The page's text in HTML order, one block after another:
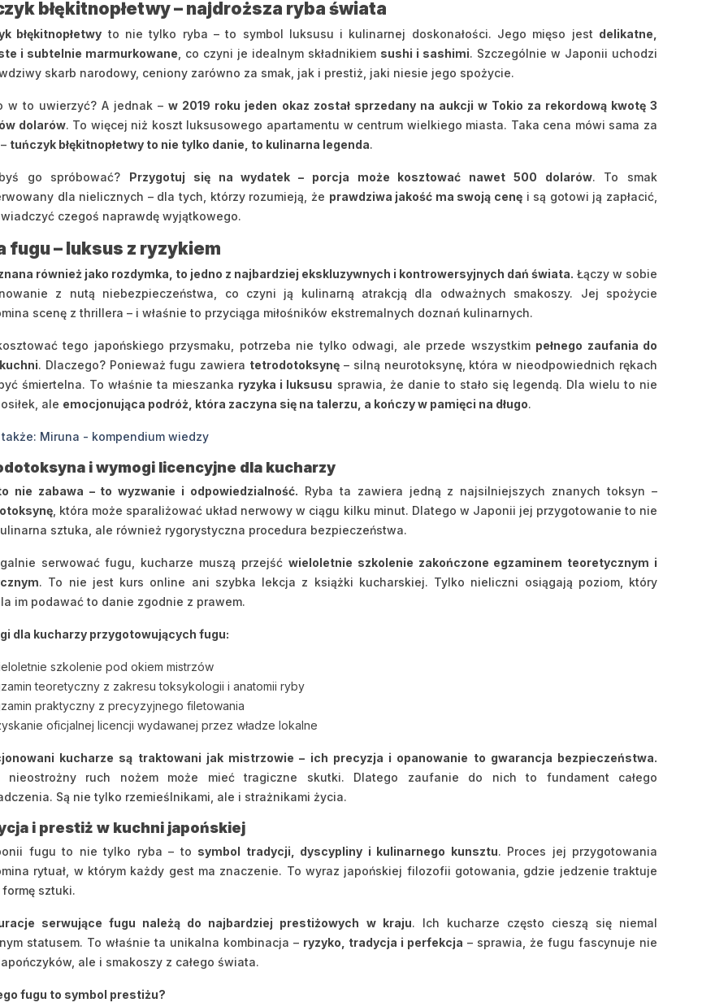
błękitnopłetwy – najdroższa ryba świata
błękitnopłetwy to nie tylko ryba – to symbol luksusu i kulinarnej doskonałości. Jego mięso jest delikatne,
i subtelnie marmurkowane, co czyni je idealnym składnikiem sushi i sashimi. Szczególnie w Japonii uchodzi
skarb narodowy, ceniony zarówno za smak, jak i prestiż, jaki niesie jego spożycie.
w to uwierzyć? A jednak –w 2019 roku jeden okaz został sprzedany na aukcji w Tokio za rekordową kwotę 3
dolarów. To więcej niż koszt luksusowego apartamentu w centrum wielkiego miasta. Taka cena mówi sama za
tuńczyk błękitnopłetwy to nie tylko danie, to kulinarna legenda.
go spróbować? Przygotuj się na wydatek – porcja może kosztować nawet 500 dolarów. To smak
dla nielicznych – dla tych, którzy rozumieją, że prawdziwa jakość ma swoją cenęi są gotowi ją zapłacić,
czegoś naprawdę wyjątkowego.
fugu – luksus z ryzykiem
również jako rozdymka, to jedno z najbardziej ekskluzywnych i kontrowersyjnych dań świata. Łączy w sobie
z nutą niebezpieczeństwa, co czyni ją kulinarną atrakcją dla odważnych smakoszy. Jej spożycie
scenę z thrillera – i właśnie to przyciąga miłośników ekstremalnych doznań kulinarnych.
tego japońskiego przysmaku, potrzeba nie tylko odwagi, ale przede wszystkim pełnego zaufania do
. Dlaczego? Ponieważ fugu zawiera tetrodotoksynę – silną neurotoksynę, która w nieodpowiednich rękach
śmiertelna. To właśnie ta mieszanka ryzyka i luksusu sprawia, że danie to stało się legendą. Dla wielu to nie
ale emocjonująca podróż, która zaczyna się na talerzu, a kończy w pamięci na długo.
Miruna - kompendium wiedzy
i wymogi licencyjne dla kucharzy
nie zabawa – to wyzwanie i odpowiedzialność. Ryba ta zawiera jedną z najsilniejszych znanych toksyn –
, która może sparaliżować układ nerwowy w ciągu kilku minut. Dlatego w Japonii jej przygotowanie to nie
sztuka, ale również rygorystyczna procedura bezpieczeństwa.
serwować fugu, kucharze muszą przejść wieloletnie szkolenie zakończone egzaminem teoretycznym i
. To nie jest kurs online ani szybka lekcja z książki kucharskiej. Tylko nieliczni osiągają poziom, który
im podawać to danie zgodnie z prawem.
dla kucharzy przygotowujących fugu:
szkolenie pod okiem mistrzów
teoretyczny z zakresu toksykologii i anatomii ryby
praktyczny z precyzyjnego filetowania
oficjalnej licencji wydawanej przez władze lokalne
kucharze są traktowani jak mistrzowie – ich precyzja i opanowanie to gwarancja bezpieczeństwa.
nieostrożny ruch nożem może mieć tragiczne skutki. Dlatego zaufanie do nich to fundament całego
Są nie tylko rzemieślnikami, ale i strażnikami życia.
i prestiż w kuchni japońskiej
fugu to nie tylko ryba – to symbol tradycji, dyscypliny i kulinarnego kunsztu. Proces jej przygotowania
rytuał, w którym każdy gest ma znaczenie. To wyraz japońskiej filozofii gotowania, gdzie jedzenie traktuje
sztuki.
serwujące fugu należą do najbardziej prestiżowych w kraju. Ich kucharze często cieszą się niemal
statusem. To właśnie ta unikalna kombinacja – ryzyko, tradycja i perfekcja – sprawia, że fugu fascynuje nie
ale i smakoszy z całego świata.
fugu to symbol prestiżu?